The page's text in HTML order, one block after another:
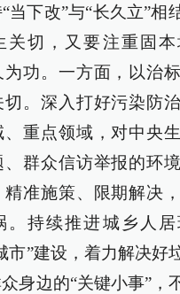
当下改”与“长久立”相
关切，又要注重固
功。一方面，以治
切。深入打好污染防
重点领域，对中央
、群众信访举报的环
精准施策、限期解决
。持续推进城乡人
市”建设，着力解决好
身边的“关键小事”，